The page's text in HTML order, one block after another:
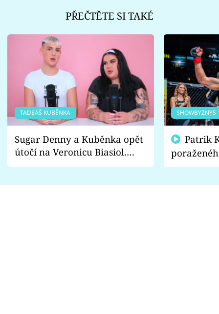
PŘEČTĚTE SI TAKÉ
TADEÁŠ KUBĚNKA
Sugar Denny a Kuběnka opět
útočí na Veronicu Biasiol.
Proč je podle nich falešná a
SHOWBYZNYS
fanoušci